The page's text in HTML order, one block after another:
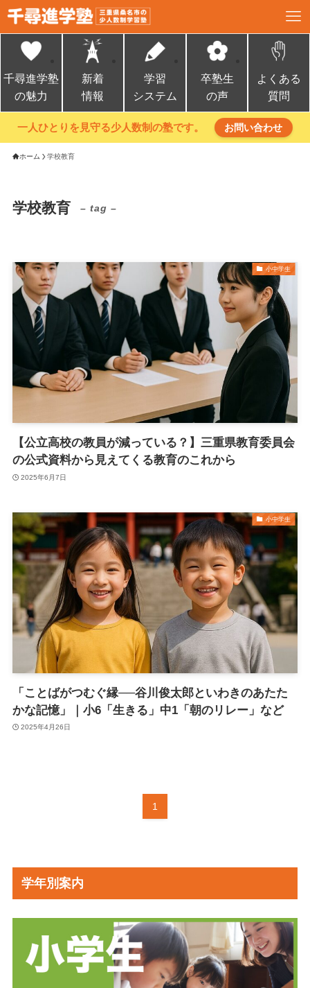
千尋進学塾
の魅力
新着
情報
学習
システム
卒塾生
の声
よくある
質問
一人ひとりを見守る少人数制の塾です。 お問い合わせ
ホーム 学校教育
学校教育 – tag –
小中学生
【公立高校の教員が減っている？】三重県教育委員会
の公式資料から見えてくる教育のこれから
2025年6月7日
小中学生
「ことばがつむぐ縁──谷川俊太郎といわきのあたた
かな記憶」｜小6「生きる」中1「朝のリレー」など
2025年4月26日
1
学年別案内